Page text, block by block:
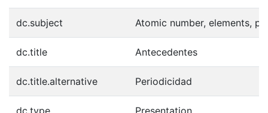
dc.subject Atomic number, elements,
dc.title Antecedentes
dc.title.alternative Periodicidad
dc.type Presentation